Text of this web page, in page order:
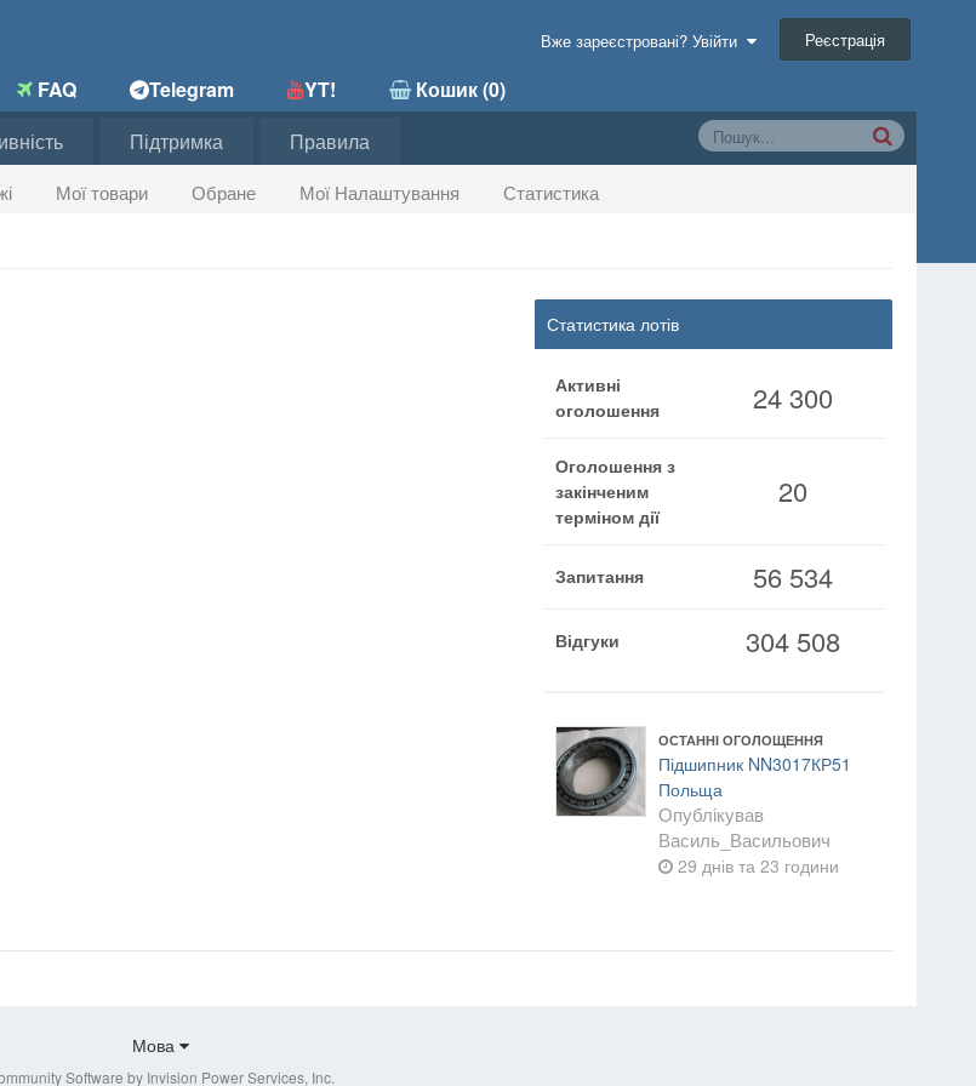
FAQ Telegram YT! Кошик (0)
Вже зареєстровані? Увійти Реєстрація
Мої товари Обране Мої Налаштування Статистика
Підтримка Правила
Статистика лотів
Активні
оголошення
24 300
Оголошення з
закінченим
терміном дії
20
Запитання 56 534
Відгуки 304 508
ОСТАННІ ОГОЛОЩЕННЯ
Підшипник NN3017КР51
Польща
Опублікував
Василь_Васильович
29 днів та 23 години
Мова
Software by Invision Power Services, Inc.